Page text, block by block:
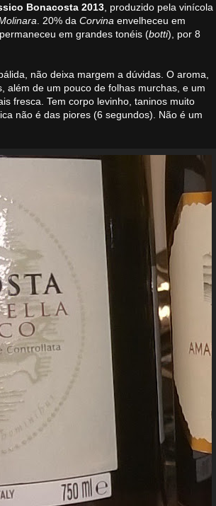
Bonacosta 2013 , produzido pela vinícola
. 20% da Corvina envelheceu em
em grandes tonéis (botti), por 8
não deixa margem a dúvidas. O aroma,
além de um pouco de folhas murchas, e um
fresca. Tem corpo levinho, taninos muito
não é das piores (6 segundos). Não é um